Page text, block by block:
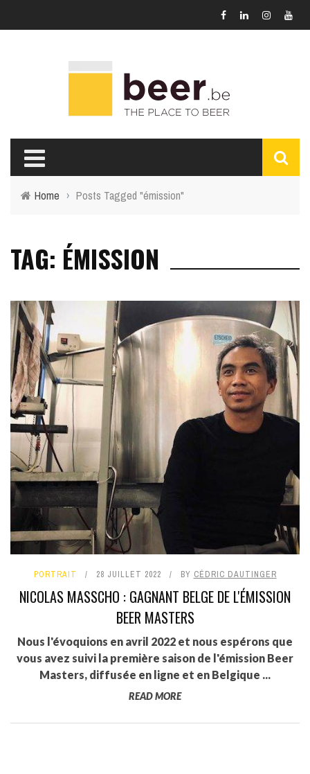
Home › Posts Tagged "émission"
TAG: ÉMISSION
PORTRAIT 28 JUILLET 2022 BY CÉDRIC DAUTINGER
NICOLAS MASSCHO : GAGNANT BELGE DE L'ÉMISSION
BEER MASTERS
Nous l'évoquions en avril 2022 et nous espérons que
vous avez suivi la première saison de l'émission Beer
Masters, diffusée en ligne et en Belgique ...
READ MORE